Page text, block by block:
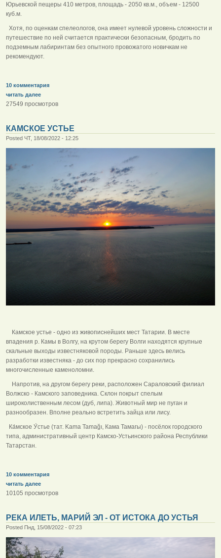
Юрьевской пещеры 410 метров, площадь - 2050 кв.м., объем - 12500
куб.м.
Хотя, по оценкам спелеологов, она имеет нулевой уровень сложности и
путешествие по ней считается практически безопасным, бродить по
подземным лабиринтам без опытного провожатого новичкам не
рекомендуют.
10 комментария
читать далее
27549 просмотров
КАМСКОЕ УСТЬЕ
Posted ЧТ, 18/08/2022 - 12:25
Камское устье - одно из живописнейших мест Татарии. В месте
впадения р. Камы в Волгу, на крутом берегу Волги находятся крупные
скальные выходы известняковой породы. Раньше здесь велись
разработки известняка - до сих пор прекрасно сохранились
многочисленные каменоломни.
Напротив, на другом берегу реки, расположен Сараловский филиал
Волжско - Камского заповедника. Склон покрыт спелым
широколиственным лесом (дуб, липа). Животный мир не пуган и
разнообразен. Вполне реально встретить зайца или лису.
Ка́мское У́стье (тат. Kama Tamağı, Кама Тамагы) - посёлок городского
типа, административный центр Камско-Устьинского района Республики
Татарстан.
10 комментария
читать далее
10105 просмотров
РЕКА ИЛЕТЬ, МАРИЙ ЭЛ - ОТ ИСТОКА ДО УСТЬЯ
Posted Пнд, 15/08/2022 - 07:23